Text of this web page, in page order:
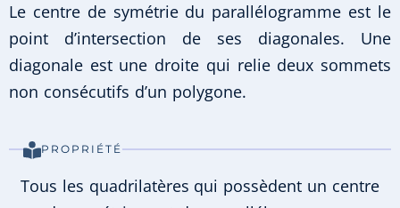
Le centre de symétrie du parallélogramme est le
point d’intersection de ses diagonales. Une
diagonale est une droite qui relie deux sommets
non consécutifs d’un polygone.
PROPRIÉTÉ
Tous les quadrilatères qui possèdent un centre